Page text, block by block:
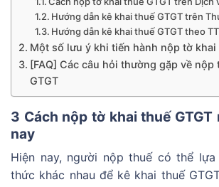
Hướng dẫn kê khai thuế GTGT trên
Hướng dẫn kê khai thuế GTGT theo
Một số lưu ý khi tiến hành nộp tờ khai
[FAQ] Các câu hỏi thường gặp về nộp
GTGT
3 Cách nộp tờ khai thuế GTGT
nay
Hiện nay, người nộp thuế có thể lựa
thức khác nhau để kê khai thuế